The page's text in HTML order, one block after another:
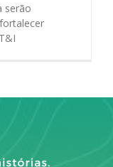
serão